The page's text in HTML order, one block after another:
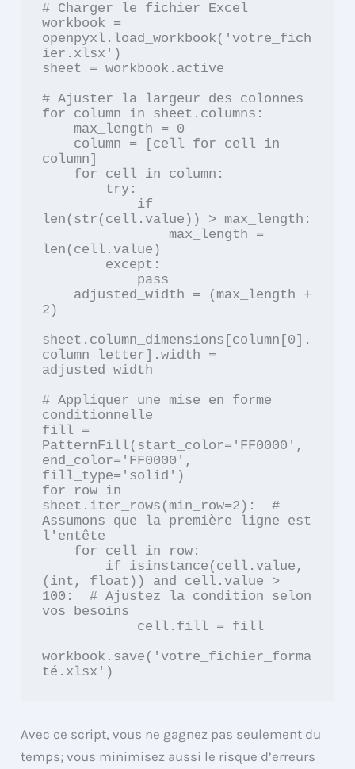
# Charger le fichier Excel
workbook =
openpyxl.load_workbook('votre_fich
ier.xlsx')
sheet = workbook.active
# Ajuster la largeur des colonnes
for column in sheet.columns:
column]
len(str(cell.value)) > max_length:
len(cell.value)
2)
sheet.column_dimensions[column[0].
column_letter].width =
adjusted_width
# Appliquer une mise en forme
conditionnelle
fill =
PatternFill(start_color='FF0000',
end_color='FF0000',
fill_type='solid')
for row in
sheet.iter_rows(min_row=2):  #
Assumons que la première ligne est
l'entête
(int, float)) and cell.value >
100:  # Ajustez la condition selon
vos besoins
workbook.save('votre_fichier_forma
té.xlsx')
Avec ce script, vous ne gagnez pas seulement du
temps; vous minimisez aussi le risque d’erreurs